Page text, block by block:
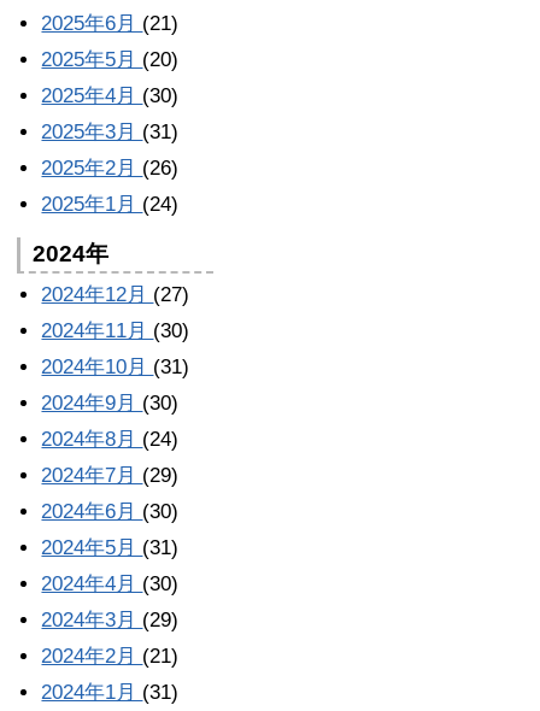
2025年6月 (21)
2025年5月 (20)
2025年4月 (30)
2025年3月 (31)
2025年2月 (26)
2025年1月 (24)
2024年
2024年12月 (27)
2024年11月 (30)
2024年10月 (31)
2024年9月 (30)
2024年8月 (24)
2024年7月 (29)
2024年6月 (30)
2024年5月 (31)
2024年4月 (30)
2024年3月 (29)
2024年2月 (21)
2024年1月 (31)